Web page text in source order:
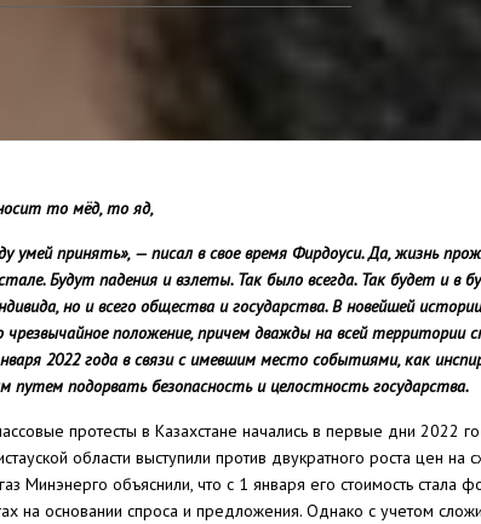
то мёд, то яд,
умей принять», — писал в свое время Фирдоуси. Да, жизнь
Будут падения и взлеты. Так было всегда. Так будет и в
но и всего общества и государства. В новейшей
чрезвычайное положение, причем дважды на всей территории
2022 года в связи с имевшим место событиями, как
путем подорвать безопасность и целостность государства.
протесты в Казахстане начались в первые дни 2022
области выступили против двукратного роста цен
Минэнерго объяснили, что с 1 января его стоимость стала
на основании спроса и предложения. Однако с учетом